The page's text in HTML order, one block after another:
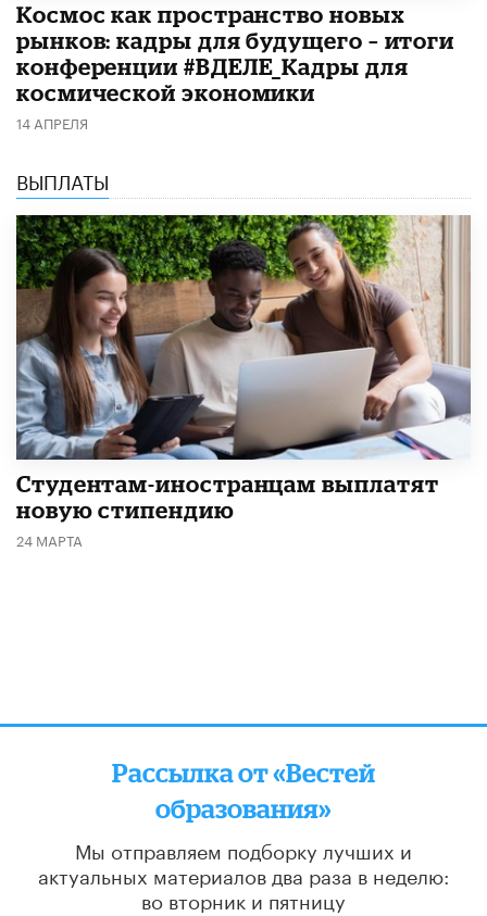
Космос как пространство новых
рынков: кадры для будущего – итоги
конференции #ВДЕЛЕ_Кадры для
космической экономики
14 АПРЕЛЯ
ВЫПЛАТЫ
Студентам-иностранцам выплатят
новую стипендию
24 МАРТА
Рассылка от «Вестей
образования»
Мы отправляем подборку лучших и
актуальных материалов два раза в неделю:
во вторник и пятницу